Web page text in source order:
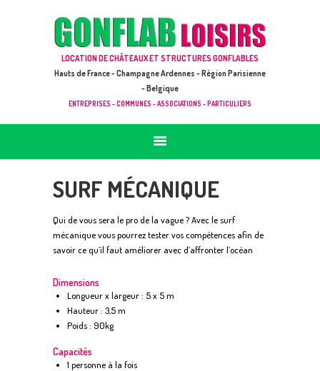
LOCATION DE CHÂTEAUX ET STRUCTURES GONFLABLES
Hauts de France - Champagne Ardennes - Région Parisienne
- Belgique
ENTREPRISES - COMMUNES - ASSOCIATIONS - PARTICULIERS
GONFLAB LOISIRS
ACCUEIL
JEUX À LOUER & PRESTATIONS
CATALOGUE / TARIF
DEMANDE DE DEVIS (SOUS 24H)
SURF MÉCANIQUE
Qui de vous sera le pro de la vague ? Avec le surf
mécanique vous pourrez tester vos compétences afin de
savoir ce qu’il faut améliorer avec d’affronter l’océan
Dimensions
Longueur x largeur : 5 x 5 m
Hauteur : 3,5 m
Poids : 90kg
Capacités
1 personne à la fois